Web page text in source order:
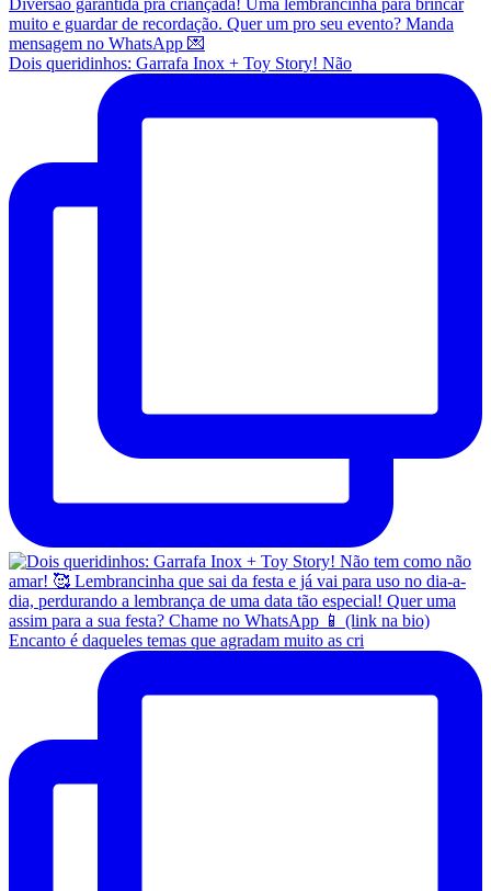
Dois queridinhos: Garrafa Inox + Toy Story! Não
Encanto é daqueles temas que agradam muito as cri